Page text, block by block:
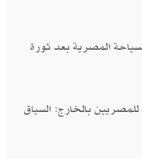
المصرية بعد ثورة
بالخارج: السياق